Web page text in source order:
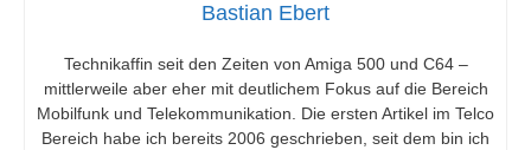
Bastian Ebert
Technikaffin seit den Zeiten von Amiga 500 und C64 –
mittlerweile aber eher mit deutlichem Fokus auf die Bereich
Mobilfunk und Telekommunikation. Die ersten Artikel im Telco
Bereich habe ich bereits 2006 geschrieben, seit dem bin ich